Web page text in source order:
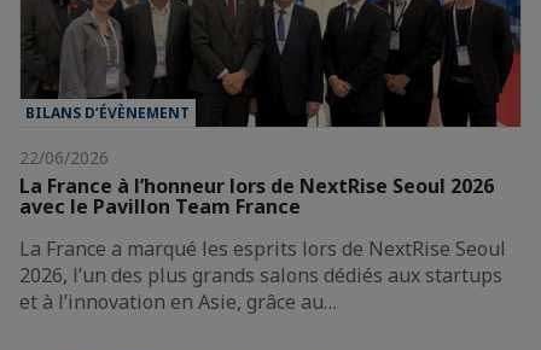
BILANS D’ÉVÈNEMENT
22/06/2026
La France à l’honneur lors de NextRise Seoul 2026
avec le Pavillon Team France
La France a marqué les esprits lors de NextRise Seoul
2026, l’un des plus grands salons dédiés aux startups
et à l’innovation en Asie, grâce au…